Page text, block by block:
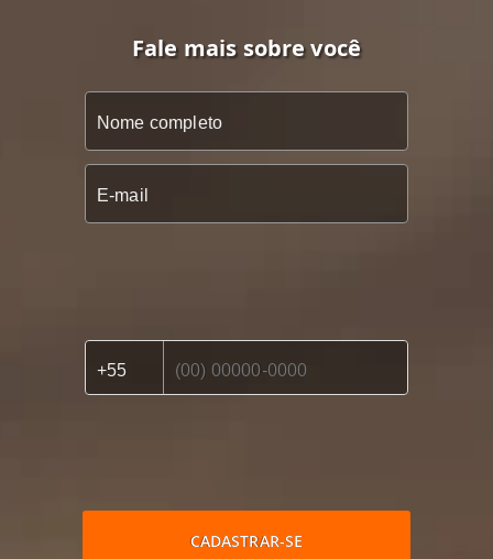
Fale mais sobre você
CADASTRAR-SE